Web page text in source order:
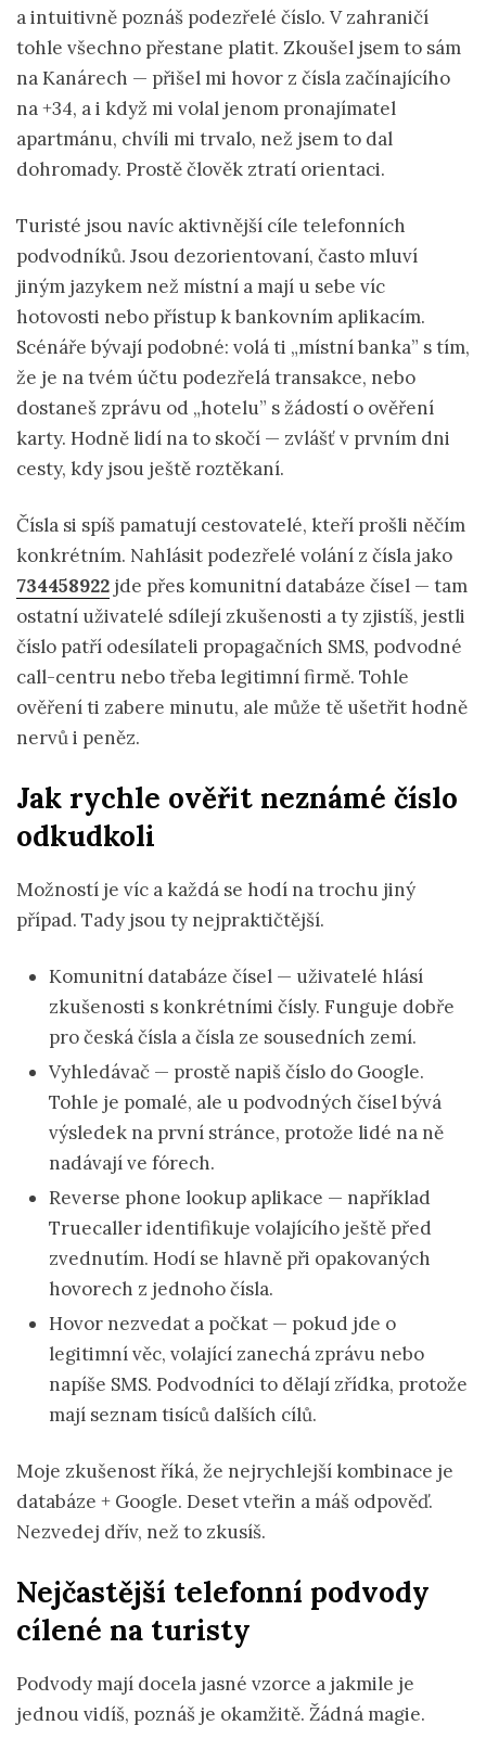
a intuitivně poznáš podezřelé číslo. V zahraničí
tohle všechno přestane platit. Zkoušel jsem to sám
na Kanárech — přišel mi hovor z čísla začínajícího
na +34, a i když mi volal jenom pronajímatel
apartmánu, chvíli mi trvalo, než jsem to dal
dohromady. Prostě člověk ztratí orientaci.
Turisté jsou navíc aktivnější cíle telefonních
podvodníků. Jsou dezorientovaní, často mluví
jiným jazykem než místní a mají u sebe víc
hotovosti nebo přístup k bankovním aplikacím.
Scénáře bývají podobné: volá ti „místní banka” s tím,
že je na tvém účtu podezřelá transakce, nebo
dostaneš zprávu od „hotelu” s žádostí o ověření
karty. Hodně lidí na to skočí — zvlášť v prvním dni
cesty, kdy jsou ještě roztěkaní.
Čísla si spíš pamatují cestovatelé, kteří prošli něčím
konkrétním. Nahlásit podezřelé volání z čísla jako
734458922 jde přes komunitní databáze čísel — tam
ostatní uživatelé sdílejí zkušenosti a ty zjistíš, jestli
číslo patří odesílateli propagačních SMS, podvodné
call-centru nebo třeba legitimní firmě. Tohle
ověření ti zabere minutu, ale může tě ušetřit hodně
nervů i peněz.
Jak rychle ověřit neznámé číslo
odkudkoli
Možností je víc a každá se hodí na trochu jiný
případ. Tady jsou ty nejpraktičtější.
Komunitní databáze čísel — uživatelé hlásí
zkušenosti s konkrétními čísly. Funguje dobře
pro česká čísla a čísla ze sousedních zemí.
Vyhledávač — prostě napiš číslo do Google.
Tohle je pomalé, ale u podvodných čísel bývá
výsledek na první stránce, protože lidé na ně
nadávají ve fórech.
Reverse phone lookup aplikace — například
Truecaller identifikuje volajícího ještě před
zvednutím. Hodí se hlavně při opakovaných
hovorech z jednoho čísla.
Hovor nezvedat a počkat — pokud jde o
legitimní věc, volající zanechá zprávu nebo
napíše SMS. Podvodníci to dělají zřídka, protože
mají seznam tisíců dalších cílů.
Moje zkušenost říká, že nejrychlejší kombinace je
databáze + Google. Deset vteřin a máš odpověď.
Nezvedej dřív, než to zkusíš.
Nejčastější telefonní podvody
cílené na turisty
Podvody mají docela jasné vzorce a jakmile je
jednou vidíš, poznáš je okamžitě. Žádná magie.